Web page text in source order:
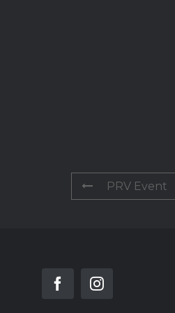
PRV Event